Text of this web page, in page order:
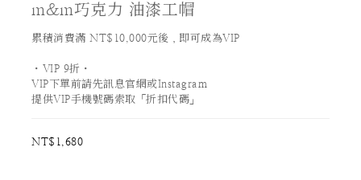
m&m巧克力 油漆工帽
累積消費滿 NT$10,000元後，即可成為VIP
・VIP 9折・
VIP下單前請先訊息官網或Instagram
提供VIP手機號碼索取「折扣代碼」
NT$1,680